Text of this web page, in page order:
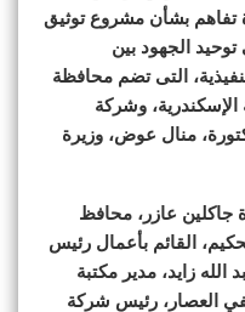
تفاهم بشأن مشروع توثيق
الجهود بين
التى تضم محافظة
الإسكندرية، وشركة
منال عوض، وزيرة
جاكلين عازر، محافظ
القائم بأعمال رئيس
الله زايد، مدير مكتبة
العصار، رئيس شركة